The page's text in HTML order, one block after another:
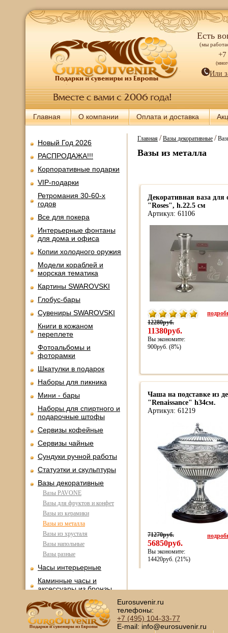
Есть
(мы
+7
Или
Главная О компании Оплата и доставка
Новый Год 2026
РАСПРОДАЖА!!!
Корпоративные подарки
VIP-подарки
Ретромания 30-60-х
годов
Все для покера
Интерьерные фонтаны
для дома и офиса
Копии холодного оружия
Модели кораблей и
морская тематика
Картины SWAROVSKI
Глобус-бары
Сувениры SWAROVSKI
Книги в кожаном
переплете
Фотоальбомы и
фоторамки
Шкатулки в подарок
Наборы для пикника
Мини - бары
Наборы для спиртного и
подарочные штофы
Сервизы кофейные
Сервизы чайные
Сундуки ручной работы
Статуэтки и скульптуры
Вазы декоративные
Вазы PAVONE
Вазы для фруктов и конфет
Вазы из керамики
Вазы из металла
Вазы из хрусталя
Вазы напольные
Вазы разные
Часы интерьерные
Каминные часы и
аксессуары из бронзы
Настольные игры
Офисный гольф
Шахматы
Главная/Вазы декоративные/
Вазы из металла
Декоративная ваза для
"Roses", h.22.5 см
Артикул: 61106
12280руб.
11380руб.
Вы экономите:
900руб. (8%)
Чаша на подставке из
"Renaissance" h34см.
Артикул: 61219
71270руб.
56850руб.
Вы экономите:
14420руб. (21%)
Eurosuvenir.ru
телефоны:
+7 (495) 104-33-77
E-mail: info@eurosuvenir.ru